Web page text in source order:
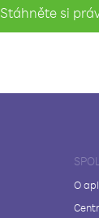
Stáhněte si
O